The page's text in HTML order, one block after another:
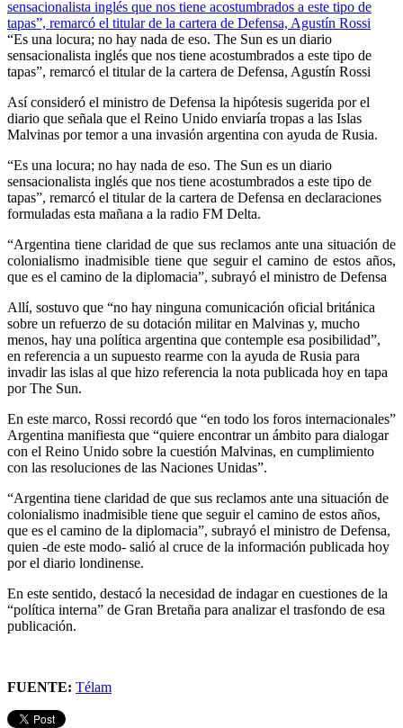
“Es una locura; no hay nada de eso. The Sun es un diario
sensacionalista inglés que nos tiene acostumbrados a este tipo de
tapas”, remarcó el titular de la cartera de Defensa, Agustín Rossi
Así consideró el ministro de Defensa la hipótesis sugerida por el
diario que señala que el Reino Unido enviaría tropas a las Islas
Malvinas por temor a una invasión argentina con ayuda de Rusia.
“Es una locura; no hay nada de eso. The Sun es un diario
sensacionalista inglés que nos tiene acostumbrados a este tipo de
tapas”, remarcó el titular de la cartera de Defensa en declaraciones
formuladas esta mañana a la radio FM Delta.
“Argentina tiene claridad de que sus reclamos ante una situación de
colonialismo inadmisible tiene que seguir el camino de estos años,
que es el camino de la diplomacia”, subrayó el ministro de Defensa
Allí, sostuvo que “no hay ninguna comunicación oficial británica
sobre un refuerzo de su dotación militar en Malvinas y, mucho
menos, hay una política argentina que contemple esa posibilidad”,
en referencia a un supuesto rearme con la ayuda de Rusia para
invadir las islas al que hizo referencia la nota publicada hoy en tapa
por The Sun.
En este marco, Rossi recordó que “en todo los foros internacionales”
Argentina manifiesta que “quiere encontrar un ámbito para dialogar
con el Reino Unido sobre la cuestión Malvinas, en cumplimiento
con las resoluciones de las Naciones Unidas”.
“Argentina tiene claridad de que sus reclamos ante una situación de
colonialismo inadmisible tiene que seguir el camino de estos años,
que es el camino de la diplomacia”, subrayó el ministro de Defensa,
quien -de este modo- salió al cruce de la información publicada hoy
por el diario londinense.
En este sentido, destacó la necesidad de indagar en cuestiones de la
“política interna” de Gran Bretaña para analizar el trasfondo de esa
publicación.
FUENTE: Télam